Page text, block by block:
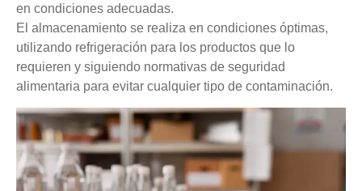
en condiciones adecuadas.
El almacenamiento se realiza en condiciones óptimas,
utilizando refrigeración para los productos que lo
requieren y siguiendo normativas de seguridad
alimentaria para evitar cualquier tipo de contaminación.